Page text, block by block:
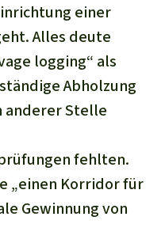
einer
Alles deute
logging“ als
Abholzung
anderer Stelle
fehlten.
„einen Korridor für
Gewinnung von